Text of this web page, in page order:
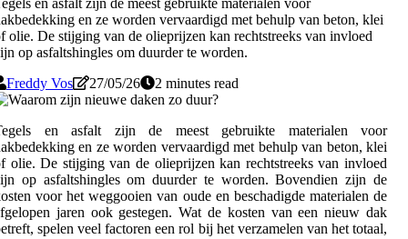
en asfalt zijn de meest gebruikte materialen voor
en ze worden vervaardigd met behulp van beton, klei
olie. De stijging van de olieprijzen kan rechtstreeks van invloed
op asfaltshingles om duurder te worden.
Freddy Vos
27/05/26 2 minutes read
en asfalt zijn de meest gebruikte materialen voor
en ze worden vervaardigd met behulp van beton, klei
olie. De stijging van de olieprijzen kan rechtstreeks van invloed
op asfaltshingles om duurder te worden. Bovendien zijn de
voor het weggooien van oude en beschadigde materialen de
jaren ook gestegen. Wat de kosten van een nieuw dak
spelen veel factoren een rol bij het verzamelen van het totaal,